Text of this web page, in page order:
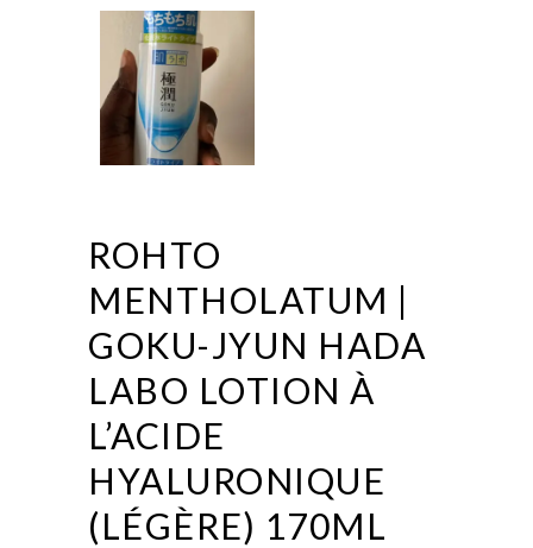
ROHTO
MENTHOLATUM |
GOKU-JYUN HADA
LABO LOTION À
L’ACIDE
HYALURONIQUE
(LÉGÈRE) 170ML